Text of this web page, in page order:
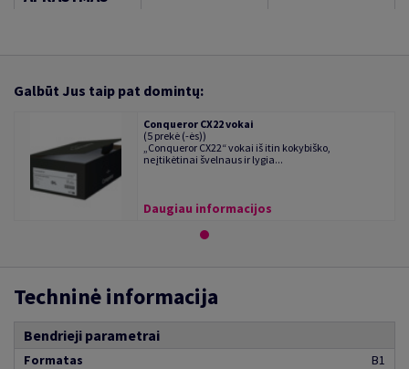
Galbūt Jus taip pat domintų:
Conqueror CX22 vokai
(5 prekė (-ės))
„Conqueror CX22“ vokai iš itin kokybiško,
neįtikėtinai švelnaus ir lygia...
Daugiau informacijos
Techninė informacija
Bendrieji parametrai
Formatas B1